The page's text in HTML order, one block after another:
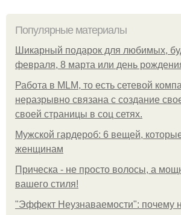
Популярные материалы
Шикарный подарок для любимых,
февраля, 8 марта или день
Работа в MLM, то есть сетевой
неразрывно связана с создание
своей страницы в соц сетях.
Мужской гардероб: 6 вещей,
женщинам
Прическа - не просто волосы, а
вашего стиля!
"Эффект Неузнаваемости": почему